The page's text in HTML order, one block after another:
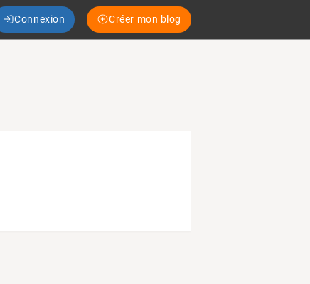
Connexion Créer mon blog